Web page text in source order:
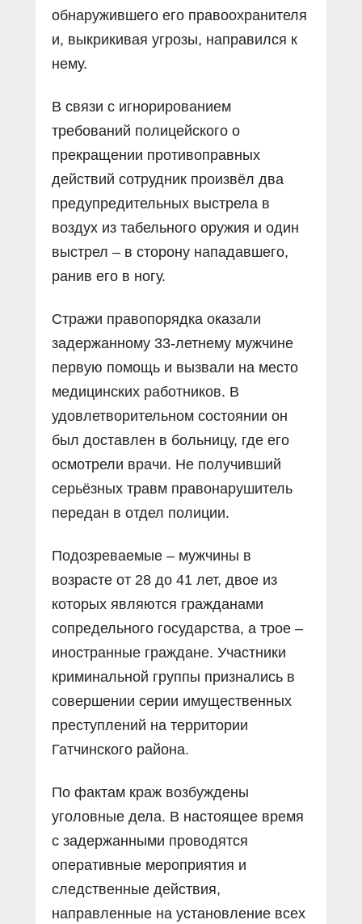
обнаружившего его правоохранителя
и, выкрикивая угрозы, направился к
нему.
В связи с игнорированием
требований полицейского о
прекращении противоправных
действий сотрудник произвёл два
предупредительных выстрела в
воздух из табельного оружия и один
выстрел – в сторону нападавшего,
ранив его в ногу.
Стражи правопорядка оказали
задержанному 33-летнему мужчине
первую помощь и вызвали на место
медицинских работников. В
удовлетворительном состоянии он
был доставлен в больницу, где его
осмотрели врачи. Не получивший
серьёзных травм правонарушитель
передан в отдел полиции.
Подозреваемые – мужчины в
возрасте от 28 до 41 лет, двое из
которых являются гражданами
сопредельного государства, а трое –
иностранные граждане. Участники
криминальной группы признались в
совершении серии имущественных
преступлений на территории
Гатчинского района.
По фактам краж возбуждены
уголовные дела. В настоящее время
с задержанными проводятся
оперативные мероприятия и
следственные действия,
направленные на установление всех